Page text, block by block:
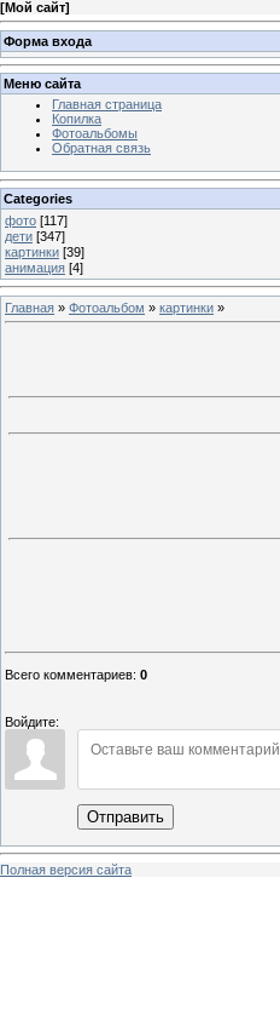
[Мой сайт]
Форма входа
Меню сайта
Главная страница
Копилка
Фотоальбомы
Обратная связь
Categories
фото [117]
дети [347]
картинки [39]
анимация [4]
Главная » Фотоальбом » картинки »
Всего комментариев: 0
Войдите:
Отправить
Полная версия сайта